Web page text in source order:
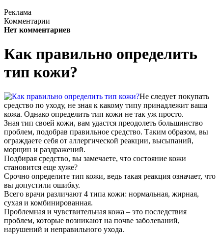
Реклама
Комментарии
Нет комментариев
Как правильно определить
тип кожи?
Не следует покупать
средство по уходу, не зная к какому типу принадлежит ваша
кожа. Однако определить тип кожи не так уж просто.
Зная тип своей кожи, вам удастся преодолеть большинство
проблем, подобрав правильное средство. Таким образом, вы
ограждаете себя от аллергической реакции, высыпаний,
морщин и раздражений.
Подбирая средство, вы замечаете, что состояние кожи
становится еще хуже?
Срочно определите тип кожи, ведь такая реакция означает, что
вы допустили ошибку.
Всего врачи различают 4 типа кожи: нормальная, жирная,
сухая и комбинированная.
Проблемная и чувствительная кожа – это последствия
проблем, которые возникают на почве заболеваний,
нарушений и неправильного ухода.